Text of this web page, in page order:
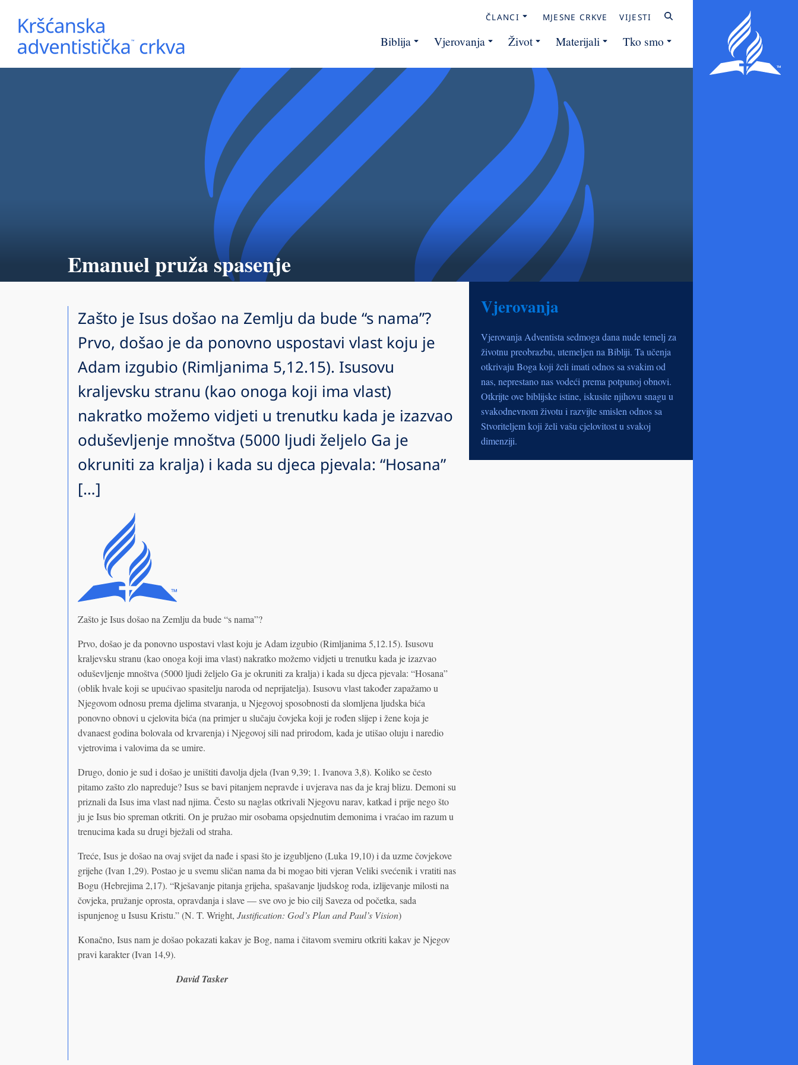
ČLANCI MJESNE CRKVE VIJESTI
Biblija Vjerovanja Život Materijali Tko smo
Emanuel pruža spasenje
Zašto je Isus došao na Zemlju da bude “s nama”?
Prvo, došao je da ponovno uspostavi vlast koju je
Adam izgubio (Rimljanima 5,12.15). Isusovu
kraljevsku stranu (kao onoga koji ima vlast)
nakratko možemo vidjeti u trenutku kada je izazvao
oduševljenje mnoštva (5000 ljudi željelo Ga je
okruniti za kralja) i kada su djeca pjevala: “Hosana”
[…]
Zašto je Isus došao na Zemlju da bude “s nama”?
Prvo, došao je da ponovno uspostavi vlast koju je Adam izgubio (Rimljanima 5,12.15). Isusovu
kraljevsku stranu (kao onoga koji ima vlast) nakratko možemo vidjeti u trenutku kada je izazvao
oduševljenje mnoštva (5000 ljudi željelo Ga je okruniti za kralja) i kada su djeca pjevala: “Hosana”
(oblik hvale koji se upućivao spasitelju naroda od neprijatelja). Isusovu vlast također zapažamo u
Njegovom odnosu prema djelima stvaranja, u Njegovoj sposobnosti da slomljena ljudska bića
ponovno obnovi u cjelovita bića (na primjer u slučaju čovjeka koji je rođen slijep i žene koja je
dvanaest godina bolovala od krvarenja) i Njegovoj sili nad prirodom, kada je utišao oluju i naredio
vjetrovima i valovima da se umire.
Drugo, donio je sud i došao je uništiti đavolja djela (Ivan 9,39; 1. Ivanova 3,8). Koliko se često
pitamo zašto zlo napreduje? Isus se bavi pitanjem nepravde i uvjerava nas da je kraj blizu. Demoni su
priznali da Isus ima vlast nad njima. Često su naglas otkrivali Njegovu narav, katkad i prije nego što
ju je Isus bio spreman otkriti. On je pružao mir osobama opsjednutim demonima i vraćao im razum u
trenucima kada su drugi bježali od straha.
Treće, Isus je došao na ovaj svijet da nađe i spasi što je izgubljeno (Luka 19,10) i da uzme čovjekove
grijehe (Ivan 1,29). Postao je u svemu sličan nama da bi mogao biti vjeran Veliki svećenik i vratiti nas
Bogu (Hebrejima 2,17). “Rješavanje pitanja grijeha, spašavanje ljudskog roda, izlijevanje milosti na
čovjeka, pružanje oprosta, opravdanja i slave — sve ovo je bio cilj Saveza od početka, sada
ispunjenog u Isusu Kristu.” (N. T. Wright, Justification: God’s Plan and Paul’s Vision)
Konačno, Isus nam je došao pokazati kakav je Bog, nama i čitavom svemiru otkriti kakav je Njegov
pravi karakter (Ivan 14,9).
David Tasker
Vjerovanja
Vjerovanja Adventista sedmoga dana nude temelj za
životnu preobrazbu, utemeljen na Bibliji. Ta učenja
otkrivaju Boga koji želi imati odnos sa svakim od
nas, neprestano nas vodeći prema potpunoj obnovi.
Otkrijte ove biblijske istine, iskusite njihovu snagu u
svakodnevnom životu i razvijte smislen odnos sa
Stvoriteljem koji želi vašu cjelovitost u svakoj
dimenziji.